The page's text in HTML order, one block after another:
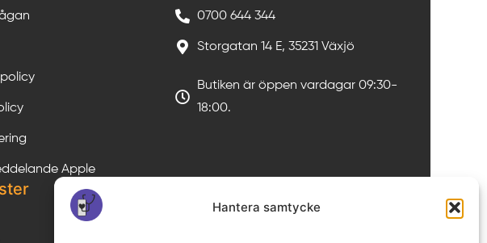
Hantera samtycke
Apple
0700 644 344
Storgatan 14 E, 35231 Växjö
Butiken är öppen vardagar 09:30-
18:00.